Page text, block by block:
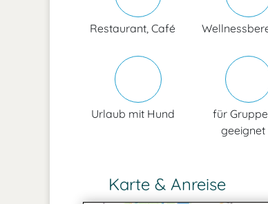
Restaurant, Café
Urlaub mit Hund
für
geeignet
Karte & Anreise